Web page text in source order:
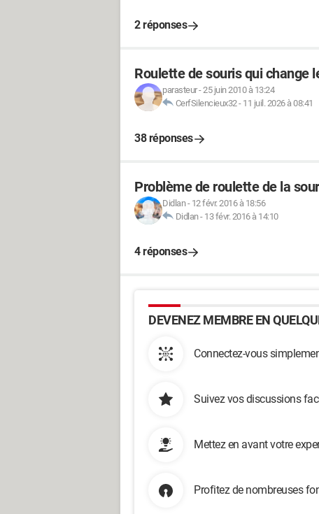
2 réponses
Roulette de souris qui change
parasteur-25 juin 2010 à 13:24
CerfSilencieux32- 11 juil. 2026 à 08:41
38 réponses
Problème de roulette de la
Didlan- 12 févr. 2016 à 18:56
Didlan- 13 févr. 2016 à 14:10
4 réponses
DEVENEZ MEMBRE EN
Connectez-vous
Suivez vos discussions
Mettez en avant votre
Profitez de nombreuses